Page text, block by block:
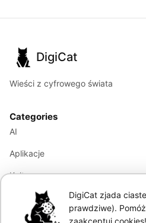
DigiCat
Wieści z cyfrowego świata
Categories
AI
Aplikacje
Kultura
Marketing
Modele językowe
DigiCat zjada
prawdziwe).
zaakceptuj cookies!